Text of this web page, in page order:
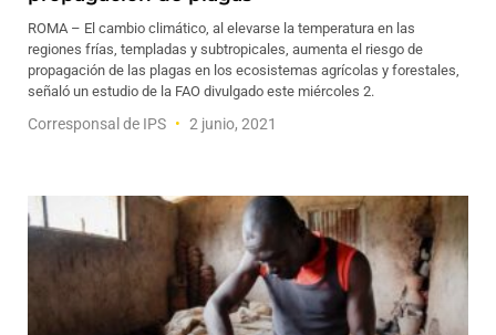
ROMA – El cambio climático, al elevarse la temperatura en las
regiones frías, templadas y subtropicales, aumenta el riesgo de
propagación de las plagas en los ecosistemas agrícolas y forestales,
señaló un estudio de la FAO divulgado este miércoles 2.
Corresponsal de IPS 2 junio, 2021